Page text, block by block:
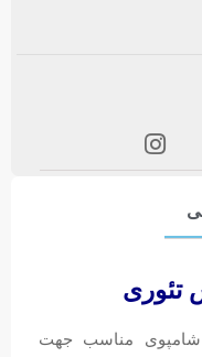
تئوری
شامپوی مناسب جهت